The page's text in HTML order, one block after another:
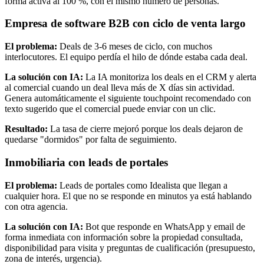
Empresa de software B2B con ciclo de venta largo
El problema: Deals de 3-6 meses de ciclo, con muchos
interlocutores. El equipo perdía el hilo de dónde estaba cada deal.
La solución con IA: La IA monitoriza los deals en el CRM y alerta
al comercial cuando un deal lleva más de X días sin actividad.
Genera automáticamente el siguiente touchpoint recomendado con
texto sugerido que el comercial puede enviar con un clic.
Resultado: La tasa de cierre mejoró porque los deals dejaron de
quedarse "dormidos" por falta de seguimiento.
Inmobiliaria con leads de portales
El problema: Leads de portales como Idealista que llegan a
cualquier hora. El que no se responde en minutos ya está hablando
con otra agencia.
La solución con IA: Bot que responde en WhatsApp y email de
forma inmediata con información sobre la propiedad consultada,
disponibilidad para visita y preguntas de cualificación (presupuesto,
zona de interés, urgencia).